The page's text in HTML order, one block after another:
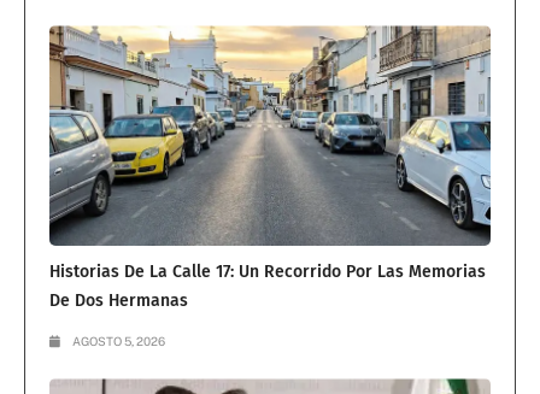
Historias De La Calle 17: Un Recorrido Por Las Memorias
De Dos Hermanas
AGOSTO 5, 2026